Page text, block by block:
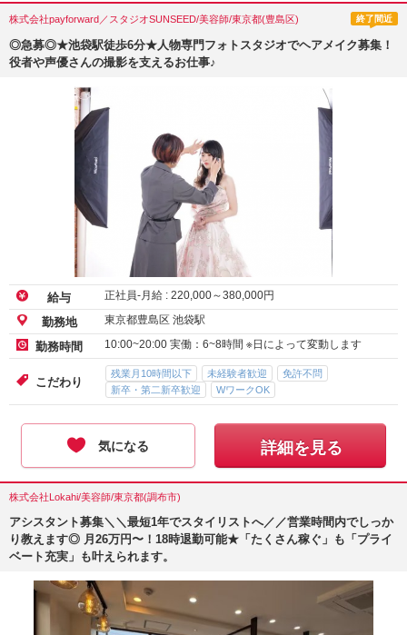
勤務地 東京都港区 白金台駅
勤務時間 10:00〜19:00 ※残業ほぼなし
残業月10時間以下 経験者優遇
詳細を見る
株式会社payforward／スタジオSUNSEED/美容師/東京都(豊島区)
◎急募◎★池袋駅徒歩6分★人物専門フォトスタジオでヘアメイク募集！
役者や声優さんの撮影を支えるお仕事♪
給与 正社員-月給 :220,000 ～380,000円
勤務地 東京都豊島区 池袋駅
勤務時間 10:00~20:00 実働：6~8時間 ※日によって変動します
こだわり
残業月10時間以下 未経験者歓迎
免許不問
新卒・第二新卒歓迎
気になる 詳細を見る